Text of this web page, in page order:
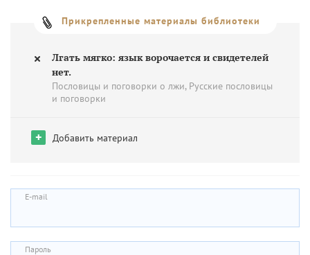
Прикрепленные материалы библиотеки
Лгать мягко: язык ворочается и свидетелей
нет.
Пословицы и поговорки о лжи, Русские пословицы
и поговорки
+ Добавить материал
E-mail
Пароль